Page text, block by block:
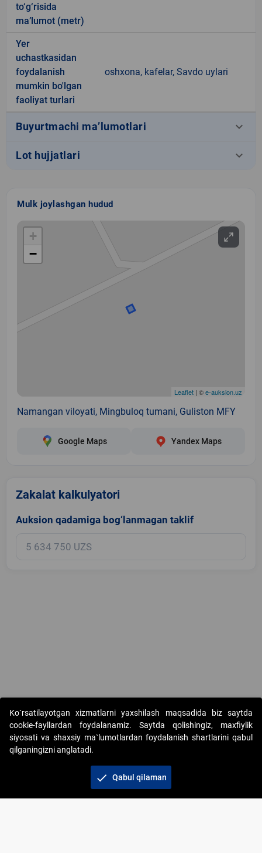
to‘g‘risida
ma’lumot (metr)
Yer
uchastkasidan
foydalanish
mumkin bo'lgan
faoliyat turlari
oshxona, kafelar, Savdo uylari
Buyurtmachi ma’lumotlari keyboard_arrow_down
Lot hujjatlari keyboard_arrow_down
Mulk joylashgan hudud
+
−
Leaflet | ©e-auksion.uz
Namangan viloyati, Mingbuloq tumani, Guliston MFY
Google Maps Yandex Maps
Zakalat kalkulyatori
Auksion qadamiga bog‘lanmagan taklif
Copyright © 2017-2026. "Elektron onlayn-auksionlarni tashkil etish"
AJ. Barcha huquqlar himoyalangan
+998 71 202-21-11
Ko`rsatilayotgan xizmatlarni yaxshilash maqsadida biz saytda
cookie-fayllardan foydalanamiz. Saytda qolishingiz, maxfiylik
siyosati va shaxsiy ma`lumotlardan foydalanish shartlarini qabul
qilganingizni anglatadi.
check Qabul qilaman